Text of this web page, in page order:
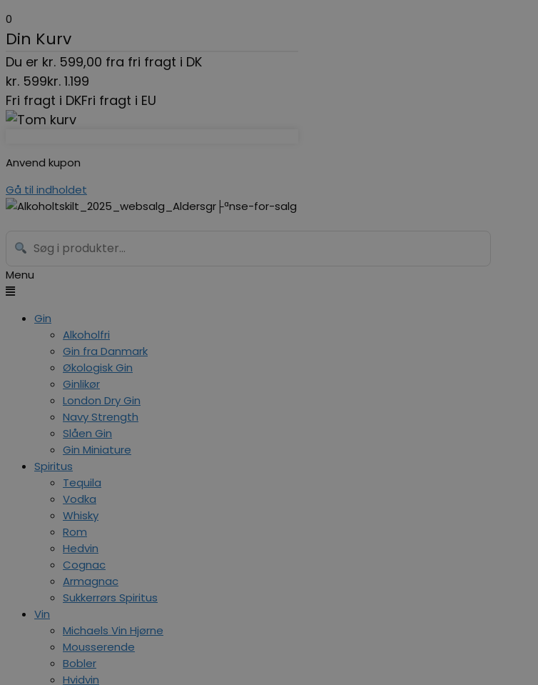
0
Din Kurv
Du er kr. 599,00 fra fri fragt i DK
kr. 599kr. 1.199
Fri fragt i DKFri fragt i EU
Anvend kupon
Gå til indholdet
Menu
Gin
Alkoholfri
Gin fra Danmark
Økologisk Gin
Ginlikør
London Dry Gin
Navy Strength
Slåen Gin
Gin Miniature
Spiritus
Tequila
Vodka
Whisky
Rom
Hedvin
Cognac
Armagnac
Sukkerrørs Spiritus
Vin
Michaels Vin Hjørne
Mousserende
Bobler
Hvidvin